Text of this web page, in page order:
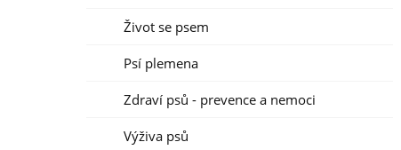
Život se psem
Psí plemena
Zdraví psů - prevence a nemoci
Výživa psů